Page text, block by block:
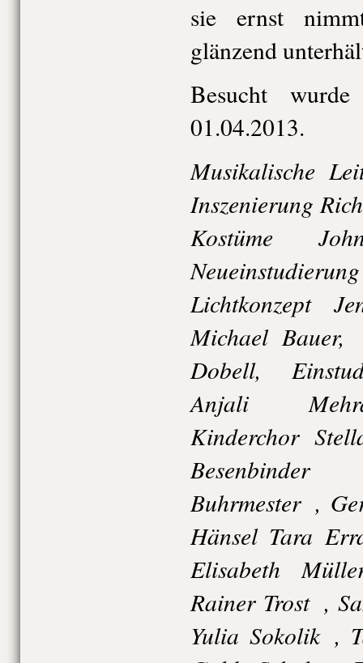
sie ernst
glänzend
Besucht
01.04.2013.
Musikalische
Inszenierung
Kostüme
Lichtkonzept
Michael Bauer,
Dobell,
Anjali
Kinderchor
Buhrmester ,
Hänsel Tara
Elisabeth
Rainer Trost ,
Yulia Sokolik ,